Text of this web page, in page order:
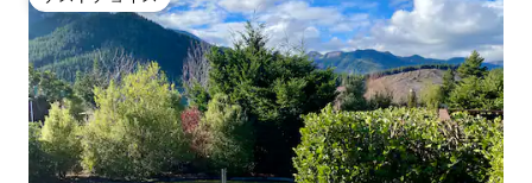
ゲストチョイス